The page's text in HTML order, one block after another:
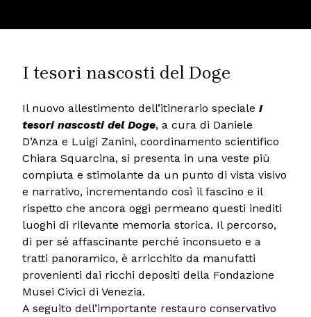
I tesori nascosti del Doge
Il nuovo allestimento dell’itinerario speciale I
tesori nascosti del Doge, a cura di Daniele
D’Anza e Luigi Zanini, coordinamento scientifico
Chiara Squarcina, si presenta in una veste più
compiuta e stimolante da un punto di vista visivo
e narrativo, incrementando così il fascino e il
rispetto che ancora oggi permeano questi inediti
luoghi di rilevante memoria storica. Il percorso,
di per sé affascinante perché inconsueto e a
tratti panoramico, è arricchito da manufatti
provenienti dai ricchi depositi della Fondazione
Musei Civici di Venezia.
A seguito dell’importante restauro conservativo